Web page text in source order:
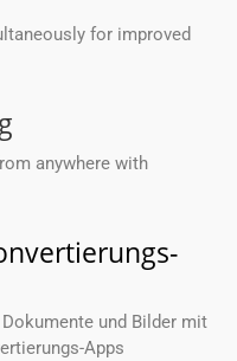
for improved
anywhere with
und Bilder mit
Apps